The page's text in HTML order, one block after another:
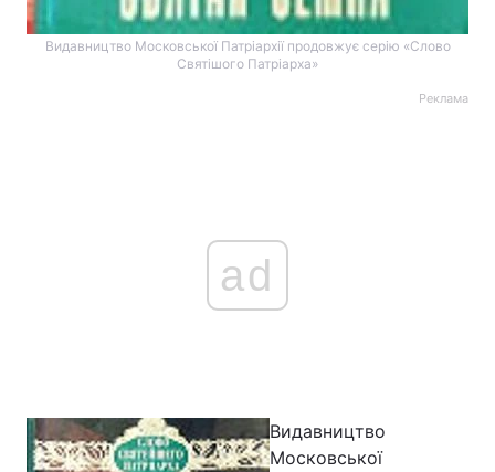
Видавництво Московської Патріархії продовжує серію «Слово
Святішого Патріарха»
Реклама
ad
Видавництво
Московської